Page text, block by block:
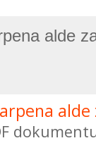
alde